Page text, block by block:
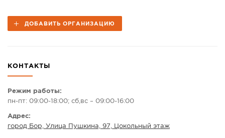
ОБЪЯВЛЕНИЯ
КАМЕРЫ
КОНКУРСЫ
ДОБАВИТЬ ОРГАНИЗАЦИЮ
КОНТАКТЫ
Режим работы:
пн-пт: 09:00-18:00; сб,вс – 09:00-16:00
Адрес:
город Бор, Улица Пушкина, 97, Цокольный этаж